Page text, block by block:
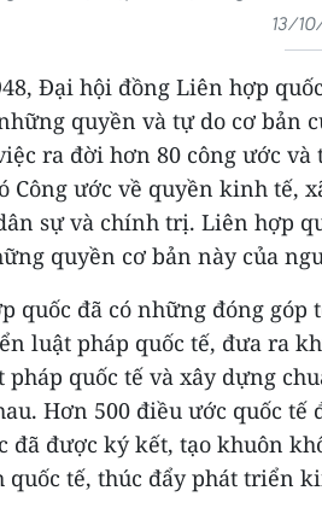
13/
Đại hội đồng Liên hợp
quyền và tự do cơ bản
ra đời hơn 80 công ước
Công ước về quyền kinh tế,
sự và chính trị. Liên hợp
quyền cơ bản này của
quốc đã có những đóng
luật pháp quốc tế, đưa ra
pháp quốc tế và xây dựng
Hơn 500 điều ước quốc
đã được ký kết, tạo khuôn
quốc tế, thúc đẩy phát triển